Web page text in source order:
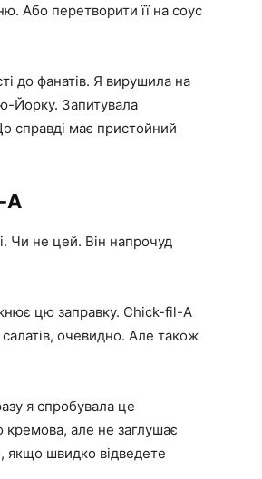
Або перетворити її на соус
до фанатів. Я вирушила на
Йорку. Запитувала
справді має пристойний
A
Чи не цей. Він напрочуд
цю заправку. Chick-fil-A
очевидно. Але також
я спробувала це
але не заглушає
якщо швидко відведете